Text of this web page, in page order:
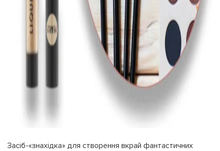
Засіб-«знахідка» для створення вкрай фантастичних